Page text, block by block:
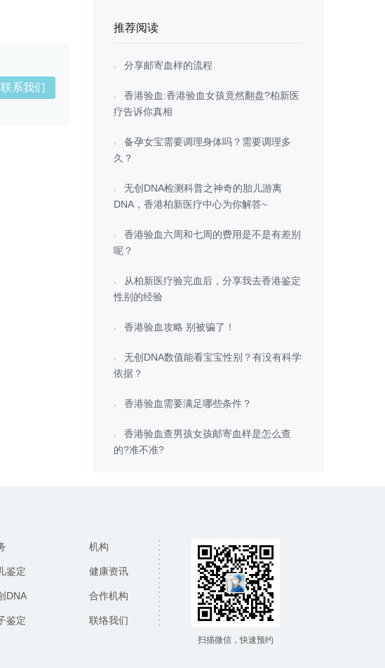
联系我们
推荐阅读
分享邮寄血样的流程
香港验血:香港验血女孩竟然翻盘?柏新医
疗告诉你真相
备孕女宝需要调理身体吗？需要调理多
久？
无创DNA检测科普之神奇的胎儿游离
DNA，香港柏新医疗中心为你解答~
香港验血六周和七周的费用是不是有差别
呢？
从柏新医疗验完血后，分享我去香港鉴定
性别的经验
香港验血攻略 别被骗了！
无创DNA数值能看宝宝性别？有没有科学
依据？
香港验血需要满足哪些条件？
香港验血查男孩女孩邮寄血样是怎么查
的?准不准?
鉴定
DNA
鉴定
机构
健康资讯
合作机构
联络我们
扫描微信，快速预约